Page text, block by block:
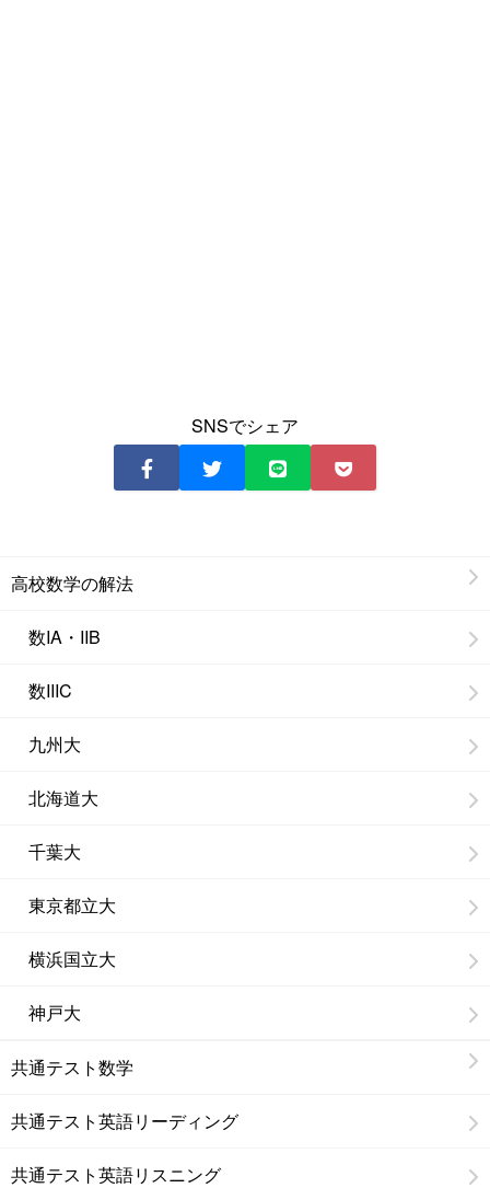
SNSでシェア
高校数学の解法
数IA・IIB
数IIIC
九州大
北海道大
千葉大
東京都立大
横浜国立大
神戸大
共通テスト数学
共通テスト英語リーディング
共通テスト英語リスニング